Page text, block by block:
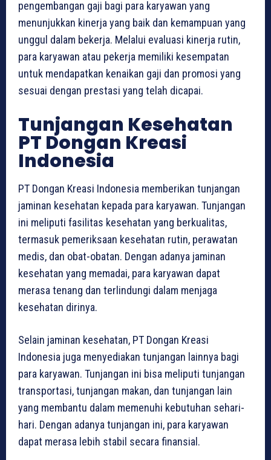
pengembangan gaji bagi para karyawan yang
menunjukkan kinerja yang baik dan kemampuan yang
unggul dalam bekerja. Melalui evaluasi kinerja rutin,
para karyawan atau pekerja memiliki kesempatan
untuk mendapatkan kenaikan gaji dan promosi yang
sesuai dengan prestasi yang telah dicapai.
Tunjangan Kesehatan
PT Dongan Kreasi
Indonesia
PT Dongan Kreasi Indonesia memberikan tunjangan
jaminan kesehatan kepada para karyawan. Tunjangan
ini meliputi fasilitas kesehatan yang berkualitas,
termasuk pemeriksaan kesehatan rutin, perawatan
medis, dan obat-obatan. Dengan adanya jaminan
kesehatan yang memadai, para karyawan dapat
merasa tenang dan terlindungi dalam menjaga
kesehatan dirinya.
Selain jaminan kesehatan, PT Dongan Kreasi
Indonesia juga menyediakan tunjangan lainnya bagi
para karyawan. Tunjangan ini bisa meliputi tunjangan
transportasi, tunjangan makan, dan tunjangan lain
yang membantu dalam memenuhi kebutuhan sehari-
hari. Dengan adanya tunjangan ini, para karyawan
dapat merasa lebih stabil secara finansial.